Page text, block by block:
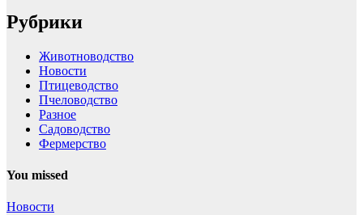
Рубрики
Животноводство
Новости
Птицеводство
Пчеловодство
Разное
Садоводство
Фермерство
You missed
Новости